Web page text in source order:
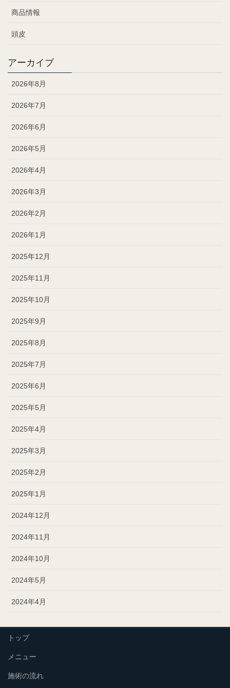
商品情報
頭皮
アーカイブ
2026年8月
2026年7月
2026年6月
2026年5月
2026年4月
2026年3月
2026年2月
2026年1月
2025年12月
2025年11月
2025年10月
2025年9月
2025年8月
2025年7月
2025年6月
2025年5月
2025年4月
2025年3月
2025年2月
2025年1月
2024年12月
2024年11月
2024年10月
2024年5月
2024年4月
トップ
メニュー
施術の流れ